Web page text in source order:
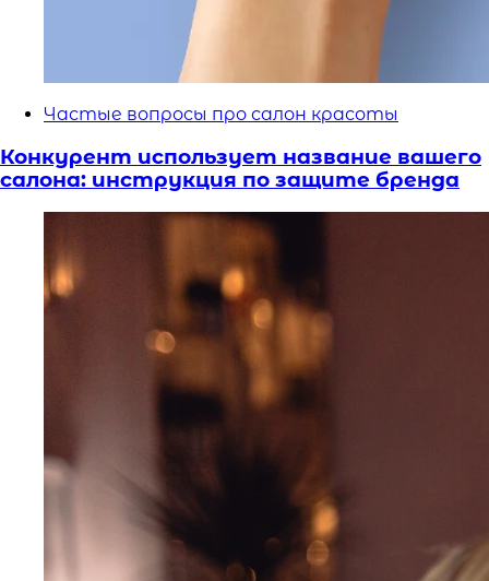
Частые вопросы про салон красоты
Конкурент использует название вашего
салона: инструкция по защите бренда